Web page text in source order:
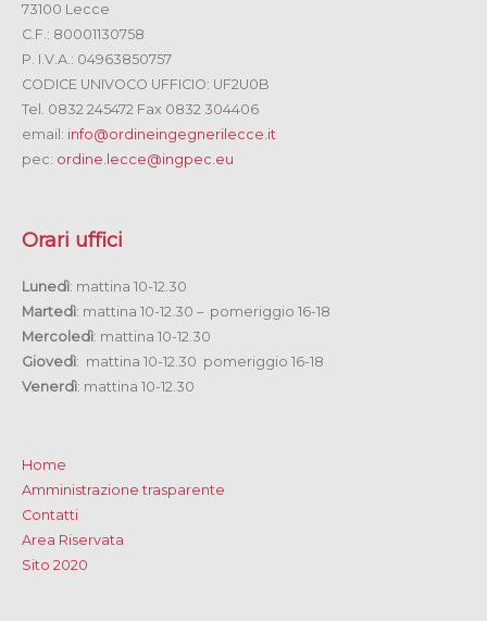
73100 Lecce
C.F.: 80001130758
P. I.V.A.: 04963850757
CODICE UNIVOCO UFFICIO: UF2U0B
Tel. 0832 245472 Fax 0832 304406
email: info@ordineingegnerilecce.it
pec: ordine.lecce@ingpec.eu
Orari uffici
Lunedì: mattina 10-12.30
Martedì: mattina 10-12.30 – pomeriggio 16-18
Mercoledì: mattina 10-12.30
Giovedì: mattina 10-12.30 pomeriggio 16-18
Venerdì: mattina 10-12.30
Home
Amministrazione trasparente
Contatti
Area Riservata
Sito 2020